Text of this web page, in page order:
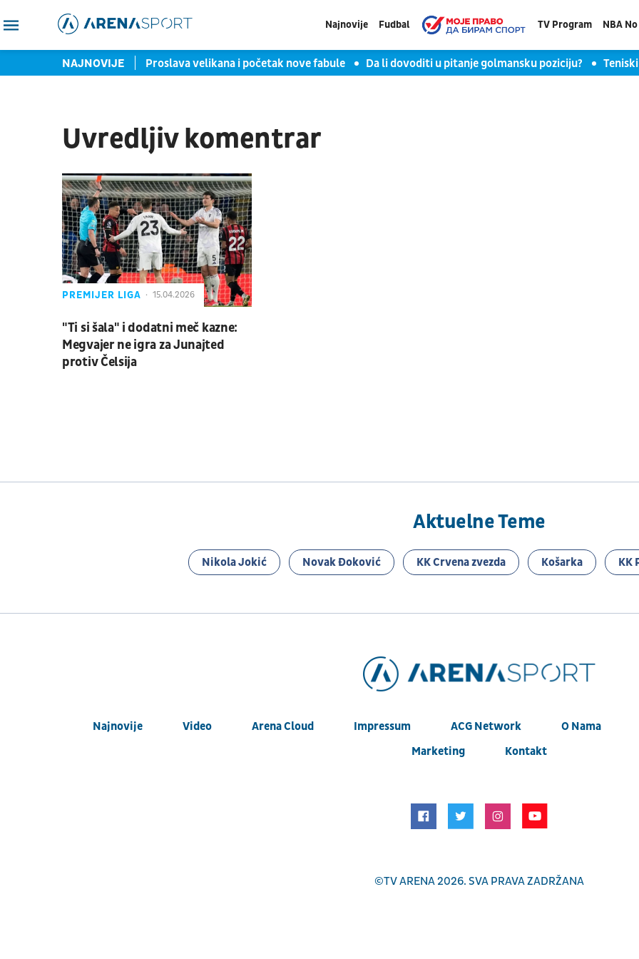
Najnovije Fudbal TV Program NBA
NAJNOVIJE
još jedan nosilac turnira Proslava velikana i početak nove fabule Da li dovoditi u pitanje golmansku poziciju?
Uvredljiv komentrar
PREMIJER LIGA 15.04.2026
"Ti si šala" i dodatni meč kazne:
Megvajer ne igra za Junajted
protiv Čelsija
Aktuelne Teme
Nikola Jokić Novak Đoković KK Crvena zvezda Košarka KK
Najnovije Video Arena Cloud Impressum ACG Network O Nama
Marketing
Kontakt
©TV ARENA2026. SVA PRAVA ZADRŽANA